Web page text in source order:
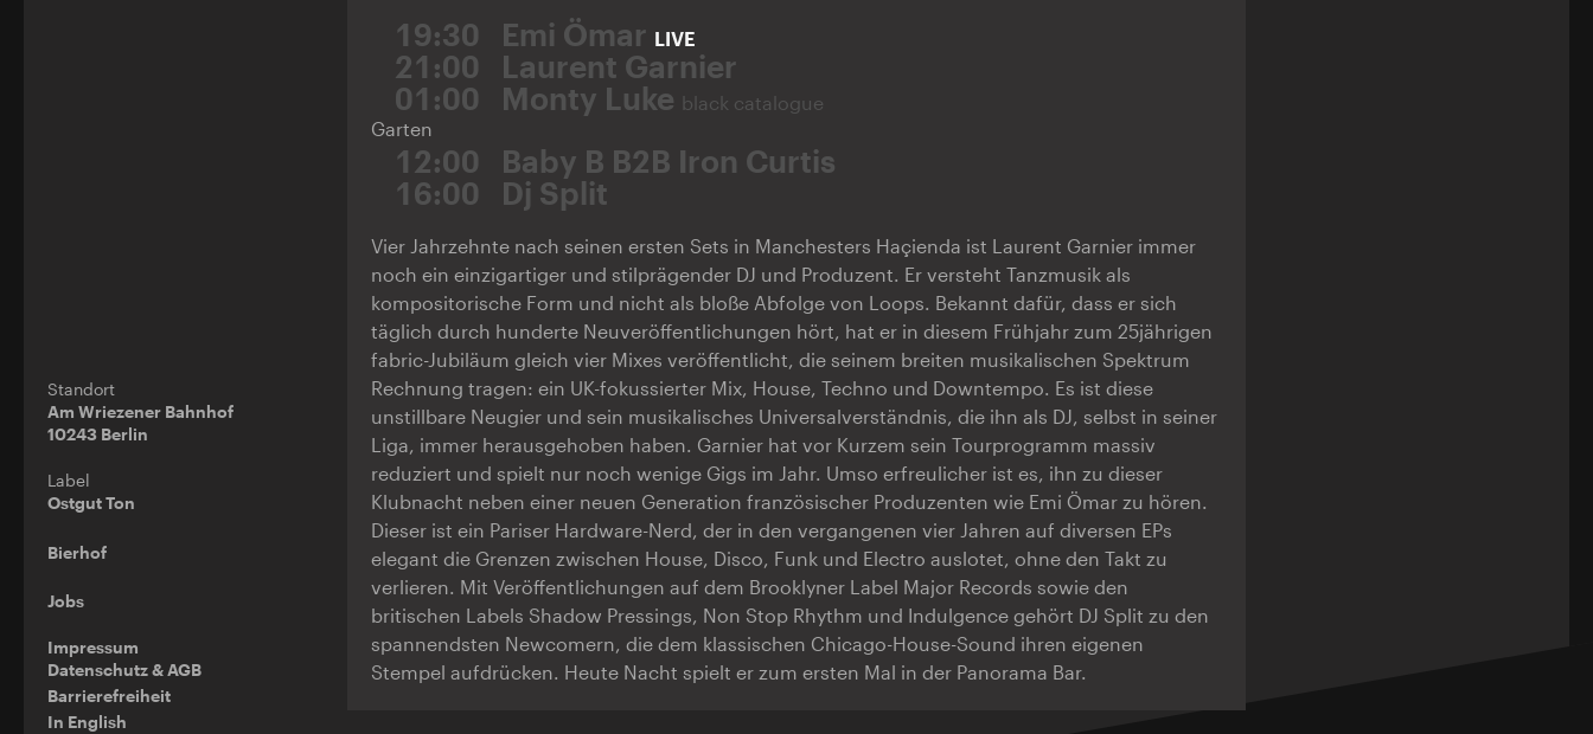
Standort
Am Wriezener Bahnhof
10243 Berlin
Label
Ostgut Ton
Bierhof
Jobs
Impressum
Datenschutz & AGB
Barrierefreiheit
In English
19:30 Emi Ömar LIVE
21:00
Laurent Garnier
01:00
Monty Luke black catalogue
Garten
12:00
Baby B B2B Iron Curtis
16:00
Dj Split
Vier Jahrzehnte nach seinen ersten Sets in Manchesters Haçienda ist Laurent Garnier immer
noch ein einzigartiger und stilprägender DJ und Produzent. Er versteht Tanzmusik als
kompositorische Form und nicht als bloße Abfolge von Loops. Bekannt dafür, dass er sich
täglich durch hunderte Neuveröffentlichungen hört, hat er in diesem Frühjahr zum 25jährigen
fabric-Jubiläum gleich vier Mixes veröffentlicht, die seinem breiten musikalischen Spektrum
Rechnung tragen: ein UK-fokussierter Mix, House, Techno und Downtempo. Es ist diese
unstillbare Neugier und sein musikalisches Universalverständnis, die ihn als DJ, selbst in seiner
Liga, immer herausgehoben haben. Garnier hat vor Kurzem sein Tourprogramm massiv
reduziert und spielt nur noch wenige Gigs im Jahr. Umso erfreulicher ist es, ihn zu dieser
Klubnacht neben einer neuen Generation französischer Produzenten wie Emi Ömar zu hören.
Dieser ist ein Pariser Hardware-Nerd, der in den vergangenen vier Jahren auf diversen EPs
elegant die Grenzen zwischen House, Disco, Funk und Electro auslotet, ohne den Takt zu
verlieren. Mit Veröffentlichungen auf dem Brooklyner Label Major Records sowie den
britischen Labels Shadow Pressings, Non Stop Rhythm und Indulgence gehört DJ Split zu den
spannendsten Newcomern, die dem klassischen Chicago-House-Sound ihren eigenen
Stempel aufdrücken. Heute Nacht spielt er zum ersten Mal in der Panorama Bar.